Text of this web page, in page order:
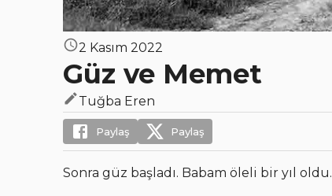
2 Kasım 2022
Güz ve Memet
Tuğba Eren
Paylaş Paylaş
Sonra güz başladı. Babam öleli bir yıl oldu.